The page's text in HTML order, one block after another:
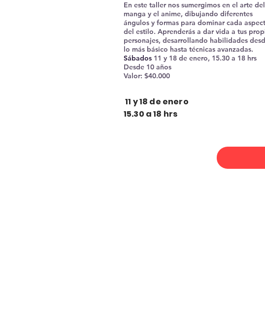
En este taller nos sumergimos en el arte del
manga y el anime, dibujando diferentes
ángulos y formas para dominar cada
del estilo. Aprenderás a dar vida a tus
personajes, desarrollando habilidades
lo más básico hasta técnicas avanzadas.
Sábados 11 y 18 de enero, 15.30 a 18 hrs
Desde 10 años
Valor: $40.000
11 y 18 de enero
15.30 a 18 hrs